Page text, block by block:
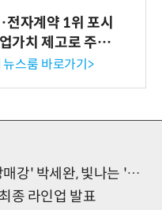
전자계약 1위 포시
가치 제고로 주주
계획 공시
스룸 바로가기>
세완, 빛나는 '연기 변주'
종 라인업 발표